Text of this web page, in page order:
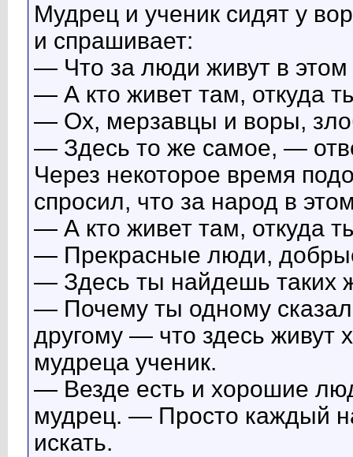
Мудрец и ученик сидят у
и спрашивает:
— Что за люди живут в этом
— А кто живет там, откуда
— Ох, мерзавцы и воры,
— Здесь то же самое, —
Через некоторое время
спросил, что за народ в
— А кто живет там, откуда
— Прекрасные люди,
— Здесь ты найдешь таких
— Почему ты одному
другому — что здесь
мудреца ученик.
— Везде есть и хорошие
мудрец. — Просто каждый
искать.